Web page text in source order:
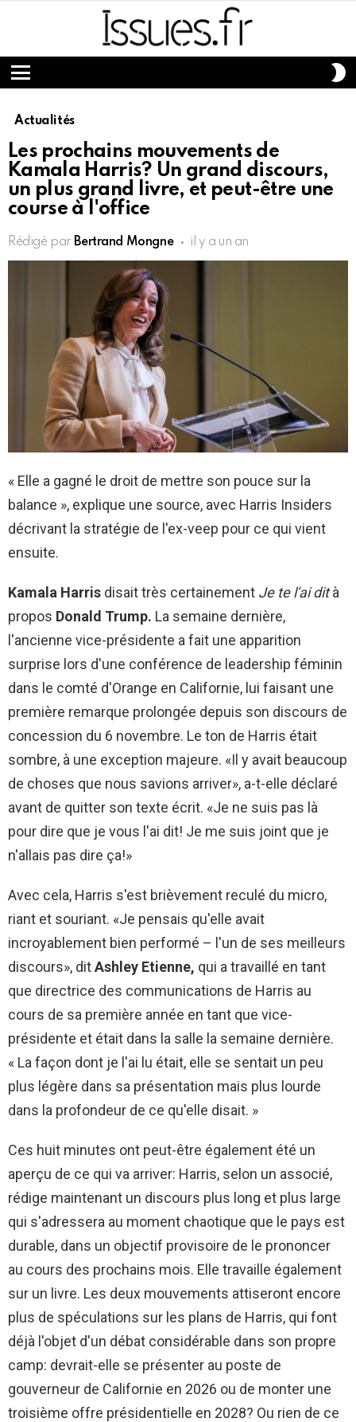
Menu
Actualités
Les prochains mouvements de
Kamala Harris? Un grand discours,
un plus grand livre, et peut-être une
course à l'office
Rédigé par Bertrand Mongne il y a un an
« Elle a gagné le droit de mettre son pouce sur la
balance », explique une source, avec Harris Insiders
décrivant la stratégie de l'ex-veep pour ce qui vient
ensuite.
Kamala Harris disait très certainement Je te l'ai dità
propos Donald Trump. La semaine dernière,
l'ancienne vice-présidente a fait une apparition
surprise lors d'une conférence de leadership féminin
dans le comté d'Orange en Californie, lui faisant une
première remarque prolongée depuis son discours de
concession du 6 novembre. Le ton de Harris était
sombre, à une exception majeure. «Il y avait beaucoup
de choses que nous savions arriver», a-t-elle déclaré
avant de quitter son texte écrit. «Je ne suis pas là
pour dire que je vous l'ai dit! Je me suis joint que je
n'allais pas dire ça!»
Avec cela, Harris s'est brièvement reculé du micro,
riant et souriant. «Je pensais qu'elle avait
incroyablement bien performé – l'un de ses meilleurs
discours», ditAshley Etienne, qui a travaillé en tant
que directrice des communications de Harris au
cours de sa première année en tant que vice-
présidente et était dans la salle la semaine dernière.
« La façon dont je l'ai lu était, elle se sentait un peu
plus légère dans sa présentation mais plus lourde
dans la profondeur de ce qu'elle disait. »
Ces huit minutes ont peut-être également été un
aperçu de ce qui va arriver: Harris, selon un associé,
rédige maintenant un discours plus long et plus large
qui s'adressera au moment chaotique que le pays est
durable, dans un objectif provisoire de le prononcer
au cours des prochains mois. Elle travaille également
sur un livre. Les deux mouvements attiseront encore
plus de spéculations sur les plans de Harris, qui font
déjà l'objet d'un débat considérable dans son propre
camp: devrait-elle se présenter au poste de
gouverneur de Californie en 2026 ou de monter une
troisième offre présidentielle en 2028? Ou rien de ce